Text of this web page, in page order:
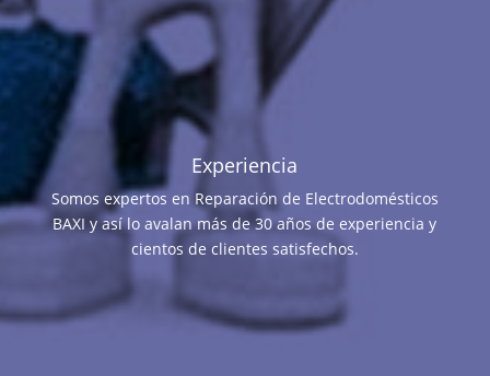
Experiencia
Somos expertos en Reparación de Electrodomésticos
BAXI y así lo avalan más de 30 años de experiencia y
cientos de clientes satisfechos.